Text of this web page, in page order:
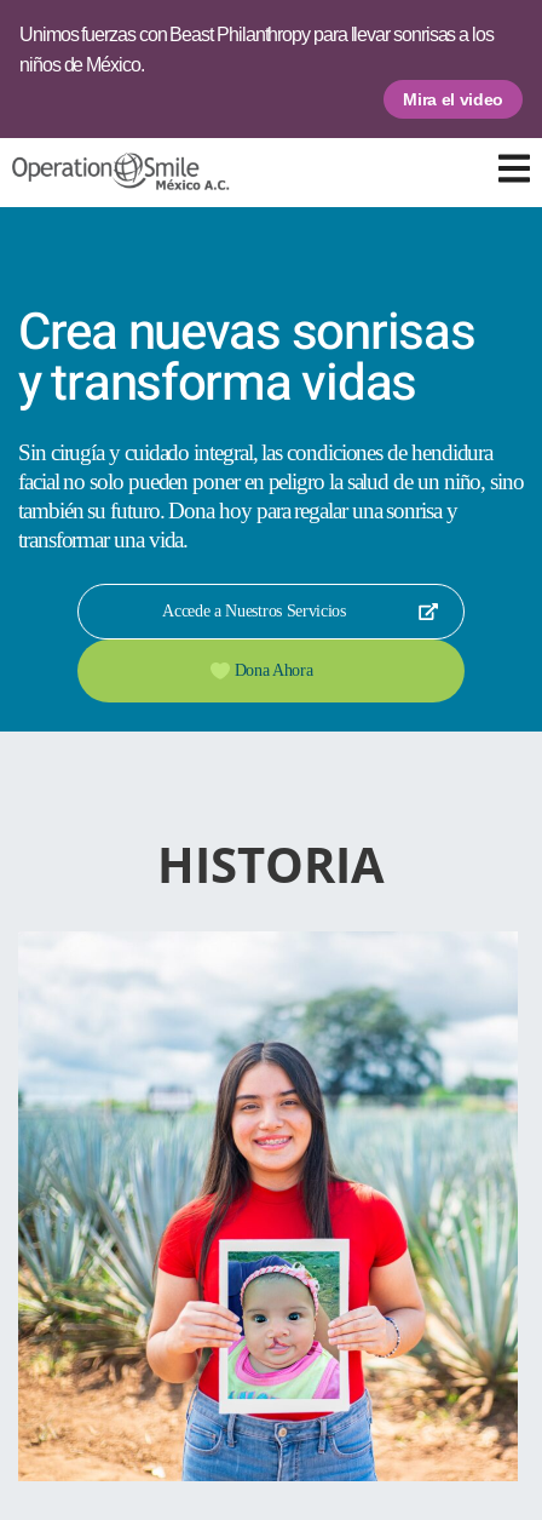
Unimos fuerzas con Beast Philanthropy para llevar sonrisas a los
niños de México.
Mira el video
Crea nuevas sonrisas
y transforma vidas
Sin cirugía y cuidado integral, las condiciones de hendidura
facial no solo pueden poner en peligro la salud de un niño, sino
también su futuro. Dona hoy para regalar una sonrisa y
transformar una vida.
Dona Ahora
Accede a Nuestros Servicios
HISTORIA